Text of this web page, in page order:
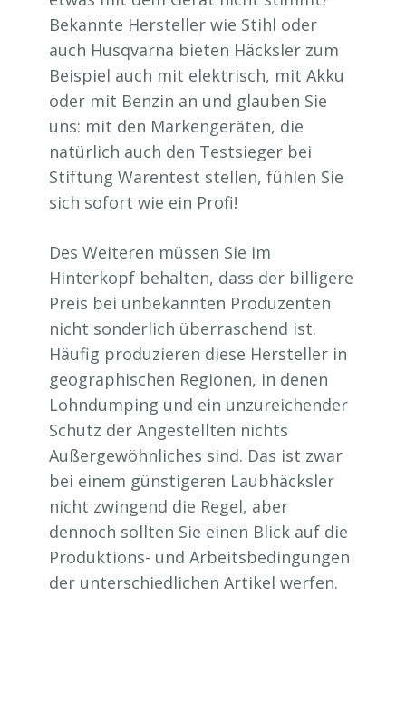
Bekannte Hersteller wie Stihl oder
auch Husqvarna bieten Häcksler zum
Beispiel auch mit elektrisch, mit Akku
oder mit Benzin an und glauben Sie
uns: mit den Markengeräten, die
natürlich auch den Testsieger bei
Stiftung Warentest stellen, fühlen Sie
sich sofort wie ein Profi!
Des Weiteren müssen Sie im
Hinterkopf behalten, dass der billigere
Preis bei unbekannten Produzenten
nicht sonderlich überraschend ist.
Häufig produzieren diese Hersteller in
geographischen Regionen, in denen
Lohndumping und ein unzureichender
Schutz der Angestellten nichts
Außergewöhnliches sind. Das ist zwar
bei einem günstigeren Laubhäcksler
nicht zwingend die Regel, aber
dennoch sollten Sie einen Blick auf die
Produktions- und Arbeitsbedingungen
der unterschiedlichen Artikel werfen.